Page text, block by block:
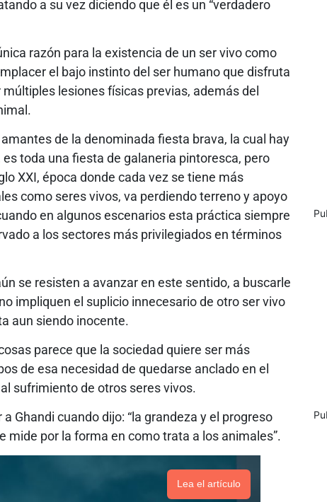
a su vez diciendo que él es un “verdadero
razón para la existencia de un ser vivo como
el bajo instinto del ser humano que disfruta
lesiones físicas previas, además del
de la denominada fiesta brava, la cual hay
toda una fiesta de galaneria pintoresca, pero
XXI, época donde cada vez se tiene más
como seres vivos, va perdiendo terreno y apoyo
en algunos escenarios esta práctica siempre
a los sectores más privilegiados en términos
se resisten a avanzar en este sentido, a buscarle
impliquen el suplicio innecesario de otro ser vivo
aun siendo inocente.
parece que la sociedad quiere ser más
de esa necesidad de quedarse anclado en el
sufrimiento de otros seres vivos.
Ghandi cuando dijo: “la grandeza y el progreso
mide por la forma en como trata a los animales”.
Lea el artículo